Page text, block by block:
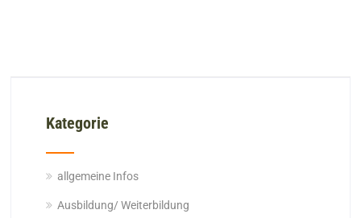
Kategorie
allgemeine Infos
Ausbildung/ Weiterbildung